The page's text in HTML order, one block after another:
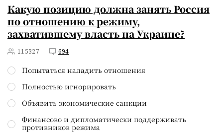
Какую позицию должна занять Россия
по отношению к режиму,
захватившему власть на Украине?
115327 694
Попытаться наладить отношения
Полностью игнорировать
Объявить экономические санкции
Финансово и дипломатически поддерживать
противников режима